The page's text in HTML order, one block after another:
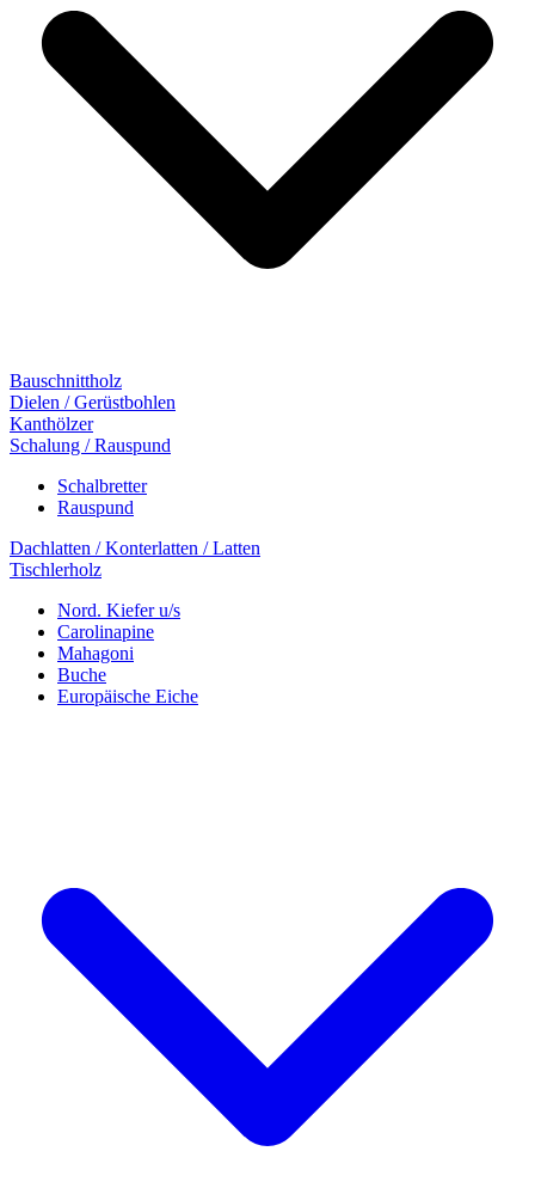
Bauschnittholz
Dielen / Gerüstbohlen
Kanthölzer
Schalung / Rauspund
Schalbretter
Rauspund
Dachlatten / Konterlatten / Latten
Tischlerholz
Nord. Kiefer u/s
Carolinapine
Mahagoni
Buche
Europäische Eiche